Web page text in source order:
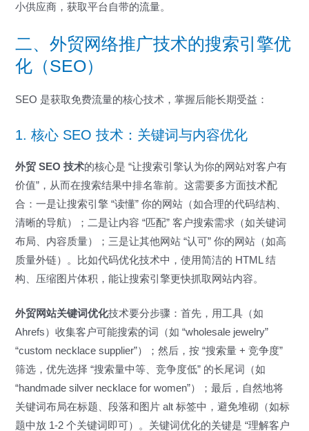
小供应商，获取平台自带的流量。
二、外贸网络推广技术的搜索引擎优
化（SEO）
SEO 是获取免费流量的核心技术，掌握后能长期受益：
1. 核心 SEO 技术：关键词与内容优化
外贸 SEO 技术的核心是 “让搜索引擎认为你的网站对客户有
价值”，从而在搜索结果中排名靠前。这需要多方面技术配
合：一是让搜索引擎 “读懂” 你的网站（如合理的代码结构、
清晰的导航）；二是让内容 “匹配” 客户搜索需求（如关键词
布局、内容质量）；三是让其他网站 “认可” 你的网站（如高
质量外链）。比如代码优化技术中，使用简洁的 HTML 结
构、压缩图片体积，能让搜索引擎更快抓取网站内容。
外贸网站关键词优化技术要分步骤：首先，用工具（如
Ahrefs）收集客户可能搜索的词（如 “wholesale jewelry”
“custom necklace supplier”）；然后，按 “搜索量 + 竞争度”
筛选，优先选择 “搜索量中等、竞争度低” 的长尾词（如
“handmade silver necklace for women”）；最后，自然地将
关键词布局在标题、段落和图片 alt 标签中，避免堆砌（如标
题中放 1-2 个关键词即可）。关键词优化的关键是 “理解客户